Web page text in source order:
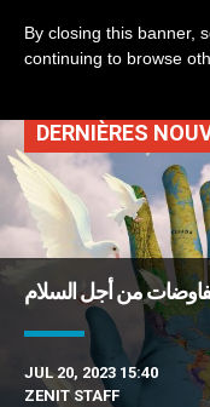
DERNIÈRES
JUL 20, 2023 15:40
ZENIT STAFF
By closing this banner,
continuing to browse